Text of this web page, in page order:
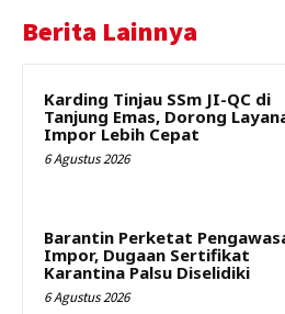
Berita Lainnya
Karding Tinjau SSm JI-QC di
Tanjung Emas, Dorong
Impor Lebih Cepat
6 Agustus 2026
Barantin Perketat
Impor, Dugaan Sertifikat
Karantina Palsu Diselidiki
6 Agustus 2026